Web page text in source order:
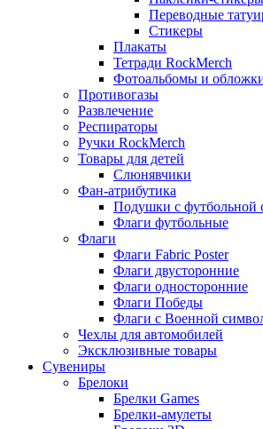
Переводные
Стикеры
Плакаты
Тетради RockMerch
Фотоальбомы и
Противогазы
Развлечение
Респираторы
Ручки RockMerch
Товары для детей
Слюнявчики
Фан-атрибутика
Подушки с футбольной
Флаги футбольные
Флаги
Флаги Fabric Poster
Флаги двусторонние
Флаги односторонние
Флаги Победы
Флаги с Военной
Чехлы для автомобилей
Эксклюзивные товары
Сувениры
Брелоки
Брелки Games
Брелки-амулеты